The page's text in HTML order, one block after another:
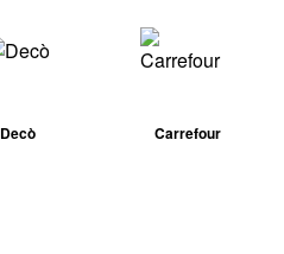
Decò Carrefour